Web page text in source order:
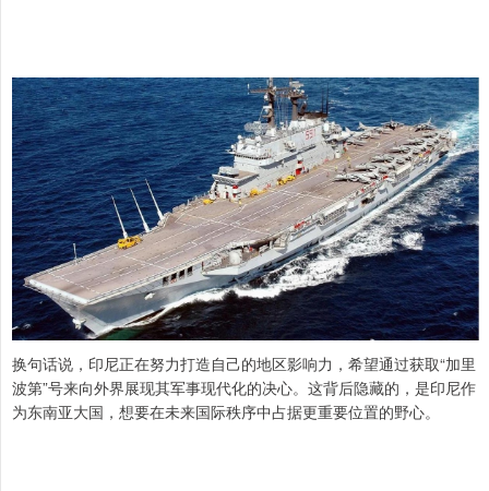
换句话说，印尼正在努力打造自己的地区影响力，希望通过获取“加里
波第”号来向外界展现其军事现代化的决心。这背后隐藏的，是印尼作
为东南亚大国，想要在未来国际秩序中占据更重要位置的野心。